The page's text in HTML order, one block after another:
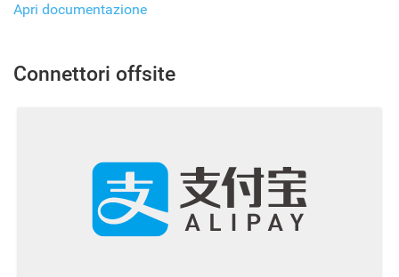
Apri documentazione
Connettori offsite